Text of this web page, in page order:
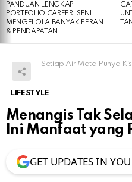
PANDUAN LENGKAP
PORTFOLIO CAREER: SENI
MENGELOLA BANYAK PERAN
& PENDAPATAN
Setiap Air Mata Punya
LIFESTYLE
Menangis Tak
Ini Manfaat yang
GET UPDATES IN